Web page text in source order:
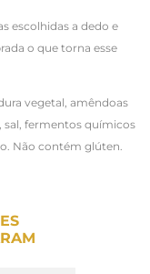
escolhidas a dedo e
o que torna esse
vegetal, amêndoas
sal, fermentos químicos
Não contém glúten.